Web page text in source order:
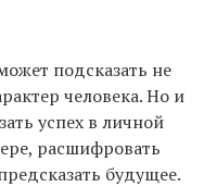
подсказать не
человека. Но и
успех в личной
расшифровать
будущее.